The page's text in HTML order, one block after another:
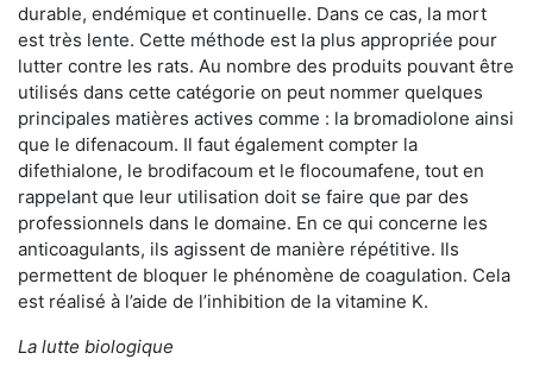
durable, endémique et continuelle. Dans ce cas, la mort
est très lente. Cette méthode est la plus appropriée pour
lutter contre les rats. Au nombre des produits pouvant être
utilisés dans cette catégorie on peut nommer quelques
principales matières actives comme : la bromadiolone ainsi
que le difenacoum. Il faut également compter la
difethialone, le brodifacoum et le flocoumafene, tout en
rappelant que leur utilisation doit se faire que par des
professionnels dans le domaine. En ce qui concerne les
anticoagulants, ils agissent de manière répétitive. Ils
permettent de bloquer le phénomène de coagulation. Cela
est réalisé à l’aide de l’inhibition de la vitamine K.
La lutte biologique